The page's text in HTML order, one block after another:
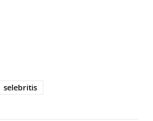
selebritis